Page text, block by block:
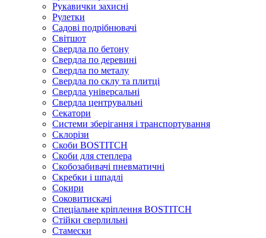
Рукавички захисні
Рулетки
Садові подрібнювачі
Світшот
Свердла по бетону
Свердла по деревині
Свердла по металу
Свердла по склу та плитці
Свердла універсальні
Свердла центрувальні
Секатори
Системи зберігання і транспортування
Склорізи
Скоби BOSTITCH
Скоби для степлера
Скобозабивачі пневматичні
Скребки і шпадлі
Сокири
Соковитискачі
Спеціальне кріплення BOSTITCH
Стійки сверлильні
Стамески